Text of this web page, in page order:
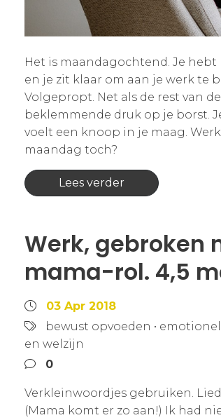
Het is maandagochtend. Je
en je zit klaar om aan je werk te
Volgepropt. Net als de rest van
beklemmende druk op je borst.
voelt een knoop in je maag.
maandag toch?
Lees verder
Werk, gebroken
mama-rol. 4,5
03 Apr 2018
bewust opvoeden •
en welzijn
0
Verkleinwoordjes gebruiken.
(Mama komt er zo aan!) Ik had